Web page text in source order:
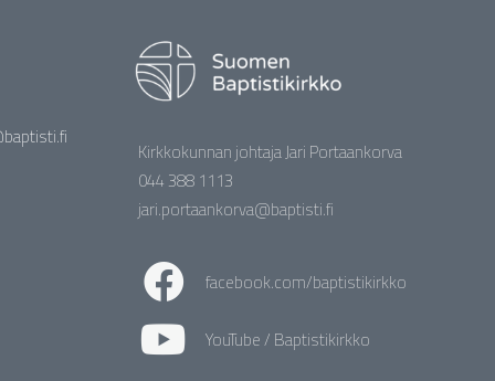
Kirkkokunnan johtaja Jari Portaankorva
044 388 1113
jari.portaankorva@baptisti.fi
facebook.com/baptistikirkko
YouTube / Baptistikirkko